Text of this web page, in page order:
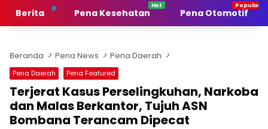
Berita Pena Kesehatan Pena Otomotif
Beranda Pena News Pena Daerah
Pena Daerah Pena Featured
Terjerat Kasus Perselingkuhan, Narkoba
dan Malas Berkantor, Tujuh ASN
Bombana Terancam Dipecat